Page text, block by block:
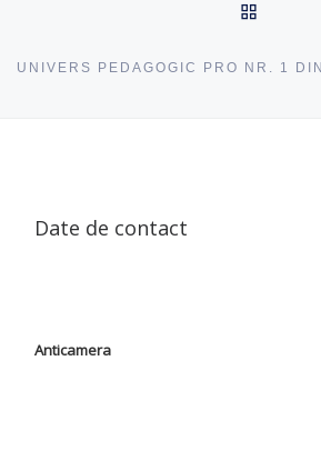
Date de contact
Anticamera